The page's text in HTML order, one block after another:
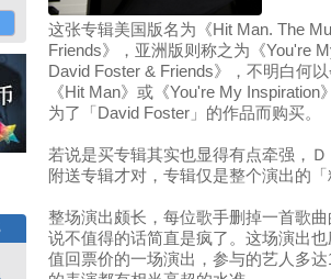
这张专辑美国版名为《Hit Man. The
Friends》，亚洲版则称之为《You're
David Foster & Friends》，不明白何
《Hit Man》或《You're My
为了「David Foster」的作品而购买。
若说是买专辑其实也显得有点牵强，
附送专辑才对，专辑仅是整个演出的
整场演出颇长，每位歌手删掉一首歌
说不值得的话简直是疯了。这场演出
值回票价的一场演出，参与的艺人多